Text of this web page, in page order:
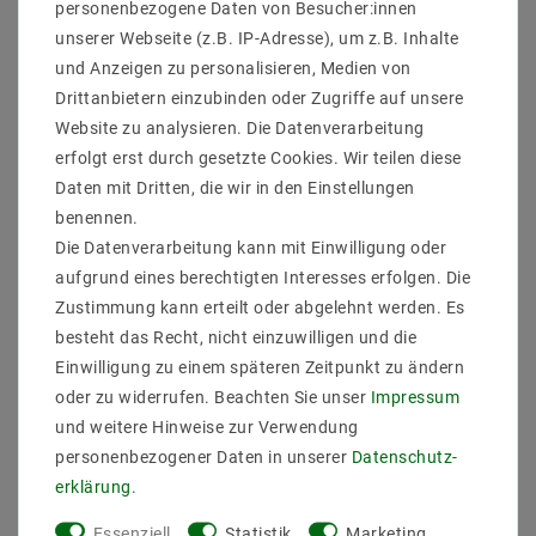
Helestra KOBE
426,00 €
Versandkosten
Helestra LUK
Pendelleuchte coffee
608,98 €
personenbezogene Daten von Besucher:innen
unserer Webseite (z.B. IP-Adresse), um z.B. Inhalte
und Anzeigen zu personalisieren, Medien von
Drittanbietern einzubinden oder Zugriffe auf unsere
Website zu analysieren. Die Datenverarbeitung
erfolgt erst durch gesetzte Cookies. Wir teilen diese
Daten mit Dritten, die wir in den Einstellungen
benennen.
Die Datenverarbeitung kann mit Einwilligung oder
aufgrund eines berechtigten Interesses erfolgen. Die
Zustimmung kann erteilt oder abgelehnt werden. Es
besteht das Recht, nicht einzuwilligen und die
Einwilligung zu einem späteren Zeitpunkt zu ändern
oder zu widerrufen. Beachten Sie unser Impressum
und weitere Hinweise zur Verwendung
personenbezogener Daten in unserer Daten­schutz­
erklärung